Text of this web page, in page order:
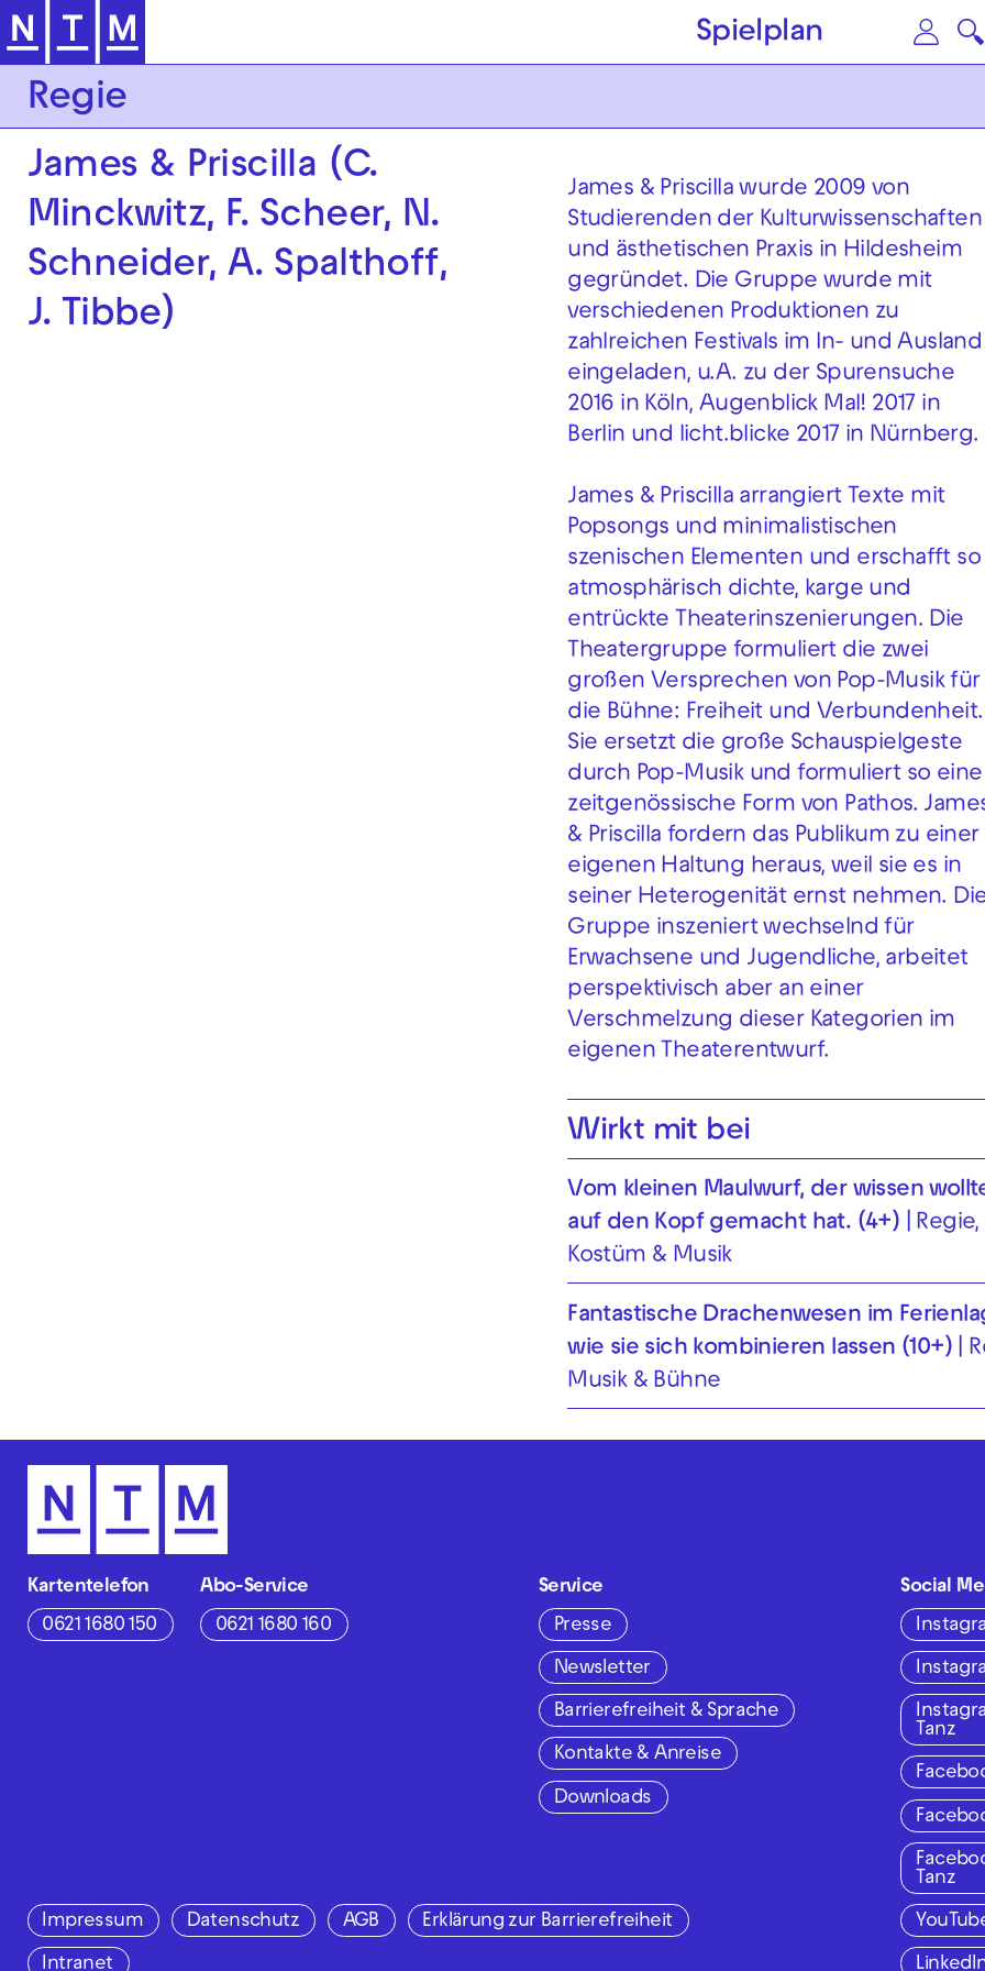
Zur Hauptnavigation springen Zum Hauptinhalt springen
Spielplan
Regie
James & Priscilla (C.
Minckwitz, F. Scheer, N.
Schneider, A. Spalthoff,
J. Tibbe)
James & Priscilla wurde 2009 von
Studierenden der Kulturwissenschaften
und ästhetischen Praxis in Hildesheim
gegründet. Die Gruppe wurde mit
verschiedenen Produktionen zu
zahlreichen Festivals im In- und Ausland
eingeladen, u.A. zu der Spurensuche
2016 in Köln, Augenblick Mal! 2017 in
Berlin und licht.blicke 2017 in Nürnberg.
James & Priscilla arrangiert Texte mit
Popsongs und minimalistischen
szenischen Elementen und erschafft so
atmosphärisch dichte, karge und
entrückte Theaterinszenierungen. Die
Theatergruppe formuliert die zwei
großen Versprechen von Pop-Musik für
die Bühne: Freiheit und Verbundenheit.
Sie ersetzt die große Schauspielgeste
durch Pop-Musik und formuliert so eine
zeitgenössische Form von Pathos.
& Priscilla fordern das Publikum zu einer
eigenen Haltung heraus, weil sie es in
seiner Heterogenität ernst nehmen.
Gruppe inszeniert wechselnd für
Erwachsene und Jugendliche, arbeitet
perspektivisch aber an einer
Verschmelzung dieser Kategorien im
eigenen Theaterentwurf.
Wirkt mit bei
Vom kleinen Maul­wurf, der wissen
auf den Kopf gemacht hat. (4+)
Kostüm & Musik
Fantastische Drachenwesen im
wie sie sich kombinieren lassen (10+)
Musik & Bühne
Kartentelefon
0621 1680 150
Abo-Service
0621 1680 160
Service
Presse
Newsletter
Barrierefreiheit & Sprache
Kontakte & Anreise
Downloads
Social
Tanz
Tanz
Impressum Datenschutz AGB Erklärung zur Barrierefreiheit
Intranet